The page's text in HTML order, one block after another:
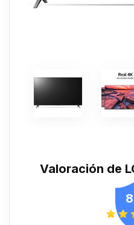
Valoración de